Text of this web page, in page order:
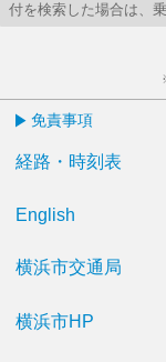
付を検索した場合は、
免責事項
経路・時刻表
English
横浜市交通局
横浜市HP